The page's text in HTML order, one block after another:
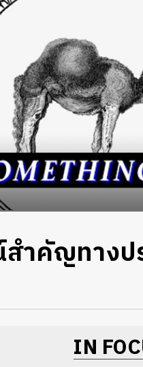
ำคัญทางป
IN